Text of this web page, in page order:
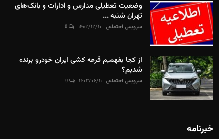
وضعیت تعطیلی مدارس و ادارات و بانک‌های
تهران شنبه ...
سرویس اجتماعی ۱۴۰۳/۱۲/۱۰
از کجا بفهمیم قرعه کشی ایران خودرو برنده
شدیم؟
سرویس اجتماعی ۱۴۰۳/۰۶/۱۱
خبرنامه